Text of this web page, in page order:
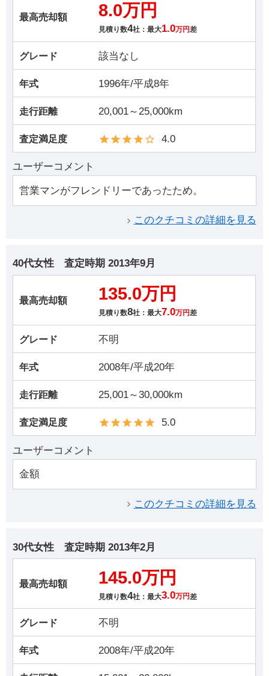
最高売却額 8.0万円
見積り数4社：最大1.0万円差
グレード 該当なし
年式 1996年/平成8年
走行距離 20,001～25,000km
査定満足度 4.0
ユーザーコメント
営業マンがフレンドリーであったため。
このクチコミの詳細を見る
40代女性 査定時期 2013年9月
最高売却額 135.0万円
見積り数8社：最大7.0万円差
グレード 不明
年式 2008年/平成20年
走行距離 25,001～30,000km
査定満足度 5.0
ユーザーコメント
金額
このクチコミの詳細を見る
30代女性 査定時期 2013年2月
最高売却額 145.0万円
見積り数4社：最大3.0万円 差
グレード 不明
年式 2008年/平成20年